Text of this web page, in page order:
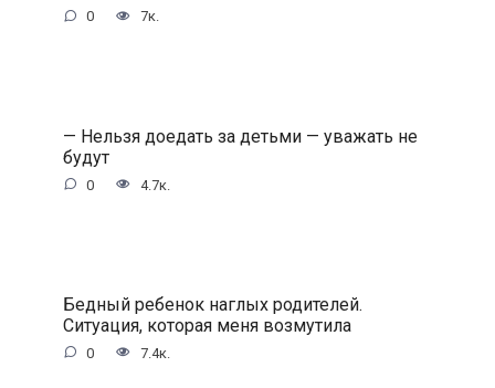
0 7к.
— Нельзя доедать за детьми — уважать не
будут
0 4.7к.
Бедный ребенок наглых родителей.
Ситуация, которая меня возмутила
0 7.4к.